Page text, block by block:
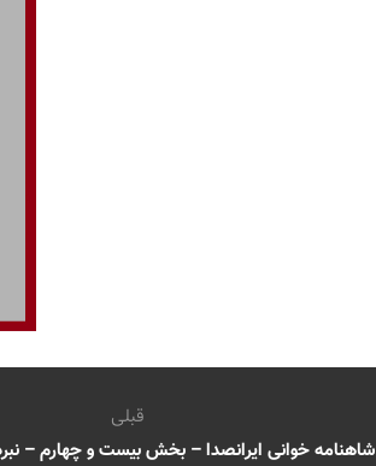
قبلی
شاهنامه خوانی ایرانصدا – بخش بیست و چهارم –